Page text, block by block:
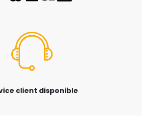
client disponible